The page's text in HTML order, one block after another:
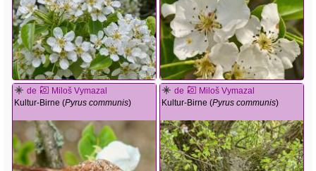
de
Miloš Vymazal
Kultur-Birne (Pyrus communis)
de
Miloš Vymazal
Kultur-Birne (Pyrus communis)